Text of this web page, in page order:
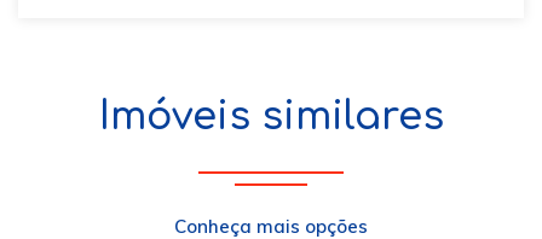
Imóveis similares
Conheça mais opções